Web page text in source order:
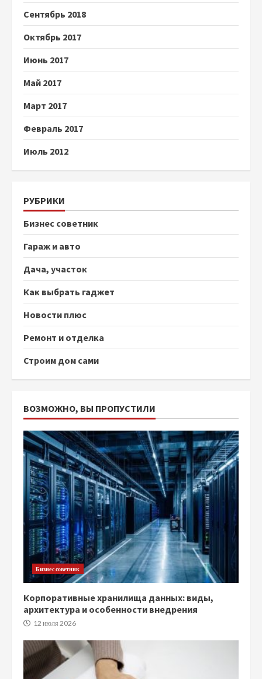
Сентябрь 2018
Октябрь 2017
Июнь 2017
Май 2017
Март 2017
Февраль 2017
Июль 2012
РУБРИКИ
Бизнес советник
Гараж и авто
Дача, участок
Как выбрать гаджет
Новости плюс
Ремонт и отделка
Строим дом сами
ВОЗМОЖНО, ВЫ ПРОПУСТИЛИ
Бизнес советник
Корпоративные хранилища данных: виды,
архитектура и особенности внедрения
12 июля 2026